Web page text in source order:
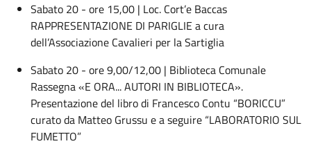
Sabato 20 - ore 15,00 | Loc. Cort’e Baccas
RAPPRESENTAZIONE DI PARIGLIE a cura
dell’Associazione Cavalieri per la Sartiglia
Sabato 20 - ore 9,00/12,00 | Biblioteca Comunale
Rassegna «E ORA... AUTORI IN BIBLIOTECA».
Presentazione del libro di Francesco Contu “BORICCU”
curato da Matteo Grussu e a seguire “LABORATORIO SUL
FUMETTO”